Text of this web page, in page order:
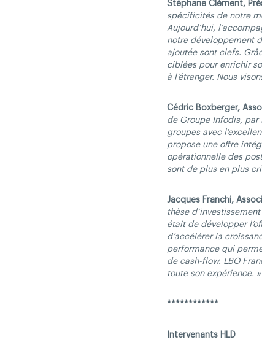
Stéphane Clément,
spécificités de notre
Aujourd’hui,
notre développement
ajoutée sont clefs.
ciblées pour enrichir
à l’étranger. Nous
Cédric Boxberger,
de Groupe Infodis,
groupes avec
propose une offre
opérationnelle des
sont de plus en plus
Jacques Franchi,
thèse
était de développer
d’accélérer la
performance qui
de cash-flow. LBO
toute son expérience. »
************
Intervenants HLD